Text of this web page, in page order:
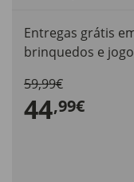
Entregas grátis
brinquedos e
59,99€
44,99€